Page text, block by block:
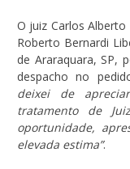
O juiz Carlos
Roberto Bernardi
de Araraquara, SP,
despacho no
deixei de
tratamento de
oportunidade,
elevada estima”.